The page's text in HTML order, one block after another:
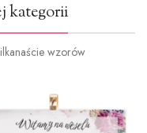
kategorii
wzorów